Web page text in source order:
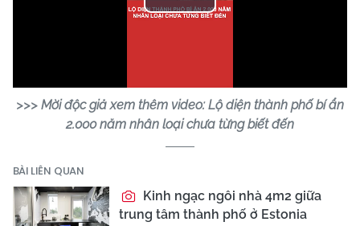
Play
>>> Mời độc giả xem thêm video: Lộ diện thành phố bí ẩn
2.000 năm nhân loại chưa từng biết đến
BÀI LIÊN QUAN
Kinh ngạc ngôi nhà 4m2 giữa
trung tâm thành phố ở Estonia